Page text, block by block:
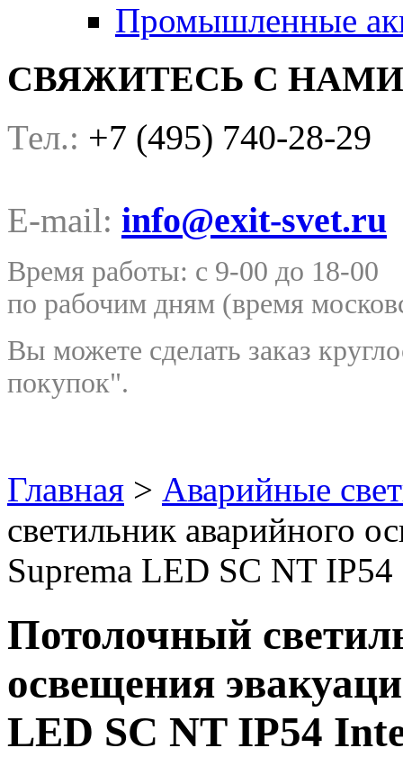
Промышленные
СВЯЖИТЕСЬ С НАМИ
Тел.: +7 (495) 740-28-29
E-mail: info@exit-svet.ru
Время работы: с 9-00 до 18-00
по рабочим дням (время
Вы можете сделать заказ
покупок".
Главная > Аварийные
светильник аварийного
Suprema LED SС NT
Потолочный
освещения
LED SС NT IP54